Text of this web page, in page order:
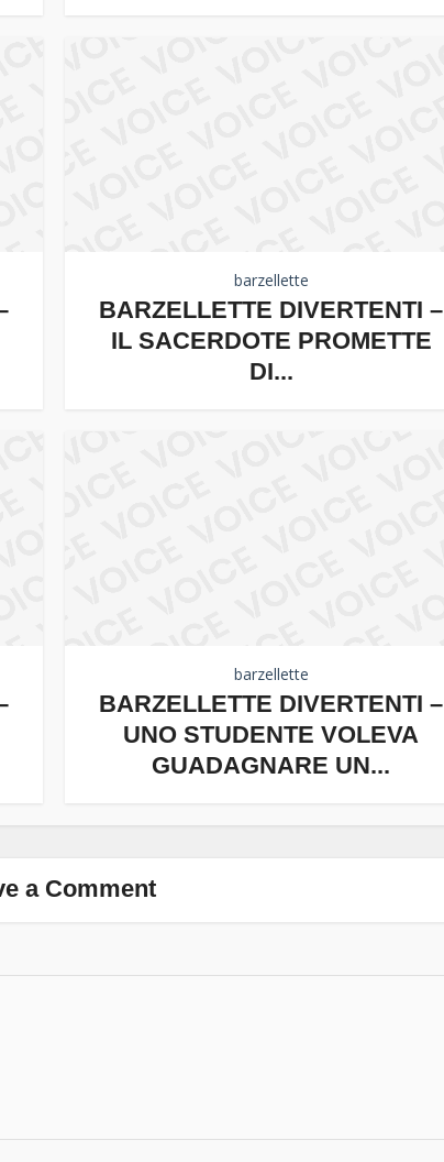
barzellette
BARZELLETTE DIVERTENTI –
IL SACERDOTE PROMETTE
DI...
barzellette
BARZELLETTE DIVERTENTI –
UNO STUDENTE VOLEVA
GUADAGNARE UN...
a Comment